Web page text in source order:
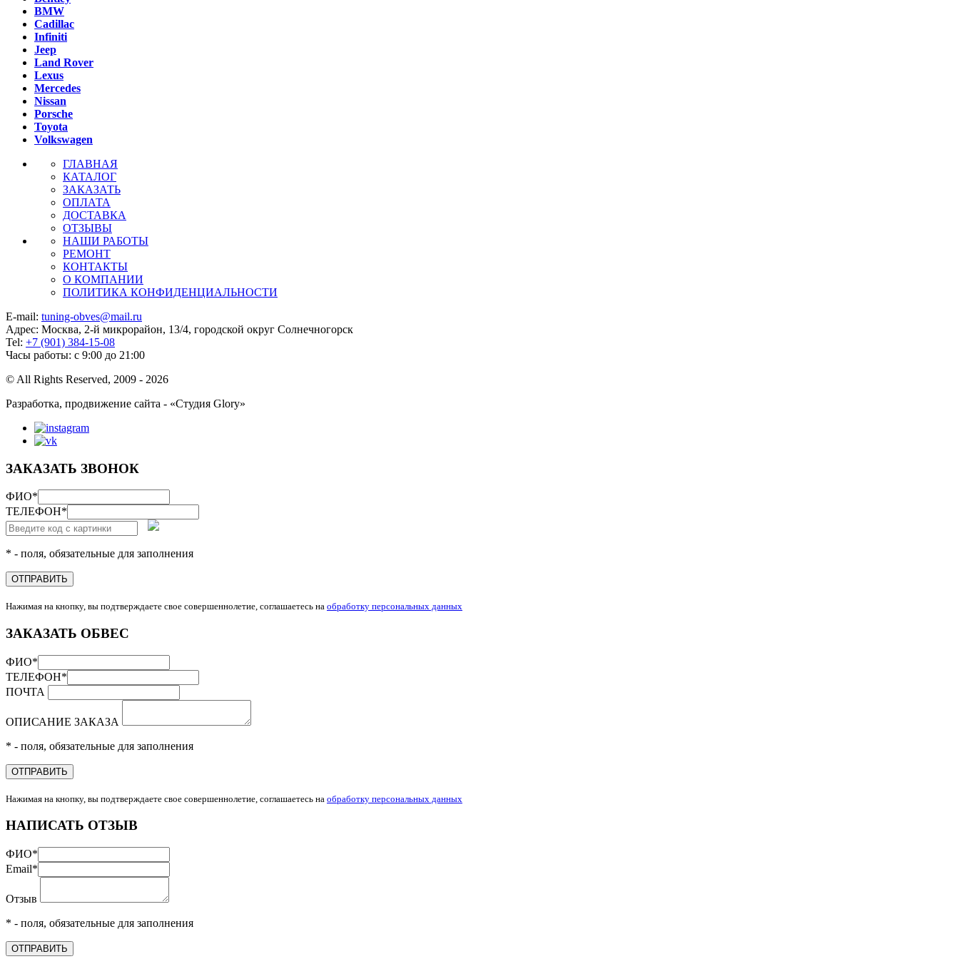
BMW
Cadillac
Infiniti
Jeep
Land Rover
Lexus
Mercedes
Nissan
Porsche
Toyota
Volkswagen
ГЛАВНАЯ
КАТАЛОГ
ЗАКАЗАТЬ
ОПЛАТА
ДОСТАВКА
ОТЗЫВЫ
НАШИ РАБОТЫ
РЕМОНТ
КОНТАКТЫ
О КОМПАНИИ
ПОЛИТИКА КОНФИДЕНЦИАЛЬНОСТИ
E-mail: tuning-obves@mail.ru
Адрес: Москва, 2-й микрорайон, 13/4, городской округ Солнечногорск
Tel: +7 (901) 384-15-08
Часы работы: с 9:00 до 21:00
© All Rights Reserved, 2009 - 2026
Разработка, продвижение сайта - «Студия Glory»
ЗАКАЗАТЬ ЗВОНОК
ФИО*
ТЕЛЕФОН*
* - поля, обязательные для заполнения
ОТПРАВИТЬ
Нажимая на кнопку, вы подтверждаете свое совершеннолетие, соглашаетесь на обработку персональных данных
ЗАКАЗАТЬ ОБВЕС
ФИО*
ТЕЛЕФОН*
ПОЧТА
ОПИСАНИЕ ЗАКАЗА
* - поля, обязательные для заполнения
ОТПРАВИТЬ
Нажимая на кнопку, вы подтверждаете свое совершеннолетие, соглашаетесь на обработку персональных данных
НАПИСАТЬ ОТЗЫВ
ФИО*
Email*
Отзыв
* - поля, обязательные для заполнения
ОТПРАВИТЬ